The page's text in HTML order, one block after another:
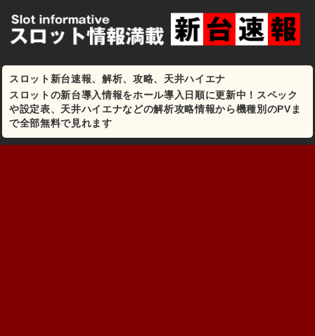
スロット新台速報、解析、攻略、天井ハイエナ
スロットの新台導入情報をホール導入日順に更新中！スペック
や設定表、天井ハイエナなどの解析攻略情報から機種別のPVま
で全部無料で見れます